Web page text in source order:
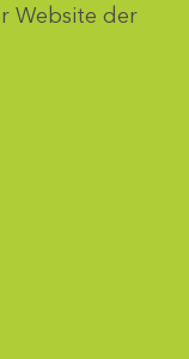
Website der